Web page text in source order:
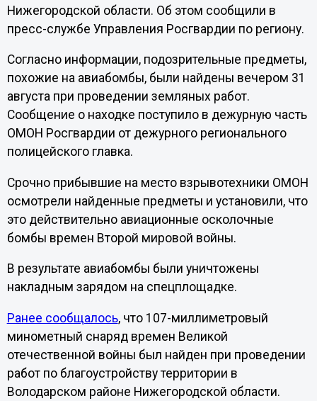
Нижегородской области. Об этом сообщили в
пресс-службе Управления Росгвардии по региону.
Согласно информации, подозрительные предметы,
похожие на авиабомбы, были найдены вечером 31
августа при проведении земляных работ.
Сообщение о находке поступило в дежурную часть
ОМОН Росгвардии от дежурного регионального
полицейского главка.
Срочно прибывшие на место взрывотехники ОМОН
осмотрели найденные предметы и установили, что
это действительно авиационные осколочные
бомбы времен Второй мировой войны.
В результате авиабомбы были уничтожены
накладным зарядом на спецплощадке.
Ранее сообщалось, что 107-миллиметровый
минометный снаряд времен Великой
отечественной войны был найден при проведении
работ по благоустройству территории в
Володарском районе Нижегородской области.